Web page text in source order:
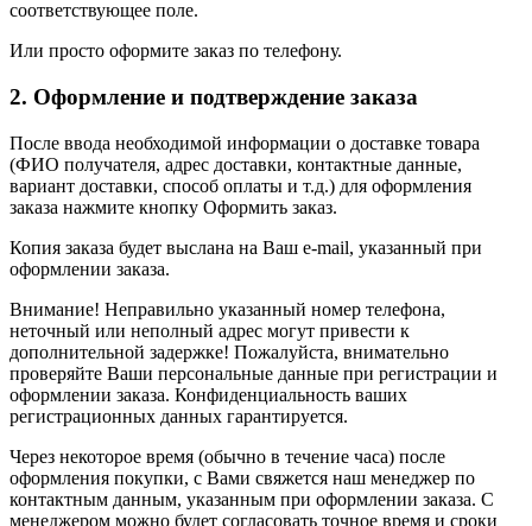
соответствующее поле.
Или просто оформите заказ по телефону.
2. Оформление и подтверждение заказа
После ввода необходимой информации о доставке товара
(ФИО получателя, адрес доставки, контактные данные,
вариант доставки, способ оплаты и т.д.) для оформления
заказа нажмите кнопку Оформить заказ.
Копия заказа будет выслана на Ваш e-mail, указанный при
оформлении заказа.
Внимание! Неправильно указанный номер телефона,
неточный или неполный адрес могут привести к
дополнительной задержке! Пожалуйста, внимательно
проверяйте Ваши персональные данные при регистрации и
оформлении заказа. Конфиденциальность ваших
регистрационных данных гарантируется.
Через некоторое время (обычно в течение часа) после
оформления покупки, с Вами свяжется наш менеджер по
контактным данным, указанным при оформлении заказа. С
менеджером можно будет согласовать точное время и сроки